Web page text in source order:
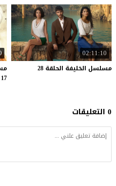
02:11:10
مسلسل الخليفة الحلقة 28
17
0 التعليقات